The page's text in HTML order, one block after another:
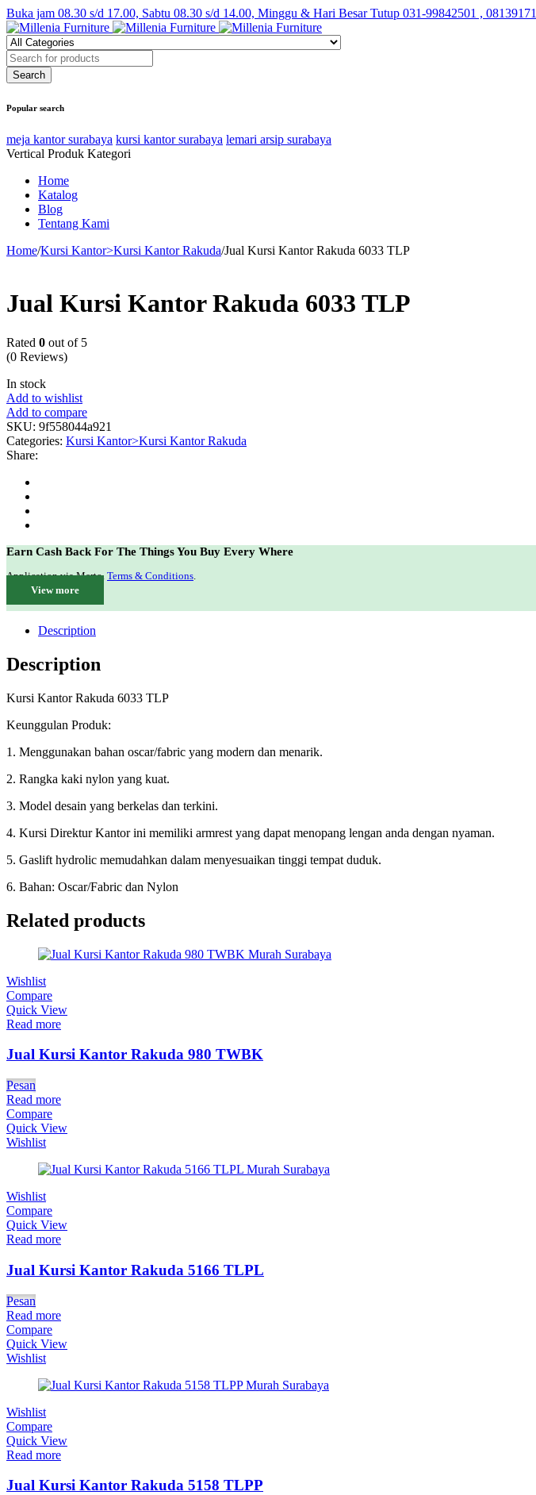
Buka jam 08.30 s/d 17.00, Sabtu 08.30 s/d 14.00, Minggu & Hari Besar Tutup 031-99842501 ,
Popular search
meja kantor surabaya kursi kantor surabaya lemari arsip surabaya
Vertical Produk Kategori
Home
Katalog
Blog
Tentang Kami
Home/Kursi Kantor>Kursi Kantor Rakuda/Jual Kursi Kantor Rakuda 6033 TLP
Jual Kursi Kantor Rakuda 6033 TLP
Rated 0 out of 5
(0 Reviews)
In stock
Add to wishlist
Add to compare
SKU: 9f558044a921
Categories: Kursi Kantor>Kursi Kantor Rakuda
Share:
Earn Cash Back For The Things You Buy Every Where
Application via Merto. Terms & Conditions.
View more
Description
Description
Kursi Kantor Rakuda 6033 TLP
Keunggulan Produk:
1. Menggunakan bahan oscar/fabric yang modern dan menarik.
2. Rangka kaki nylon yang kuat.
3. Model desain yang berkelas dan terkini.
4. Kursi Direktur Kantor ini memiliki armrest yang dapat menopang lengan anda dengan nyaman.
5. Gaslift hydrolic memudahkan dalam menyesuaikan tinggi tempat duduk.
6. Bahan: Oscar/Fabric dan Nylon
Related products
Wishlist
Compare
Quick View
Read more
Jual Kursi Kantor Rakuda 980 TWBK
Pesan
Read more
Compare
Quick View
Wishlist
Wishlist
Compare
Quick View
Read more
Jual Kursi Kantor Rakuda 5166 TLPL
Pesan
Read more
Compare
Quick View
Wishlist
Wishlist
Compare
Quick View
Read more
Jual Kursi Kantor Rakuda 5158 TLPP